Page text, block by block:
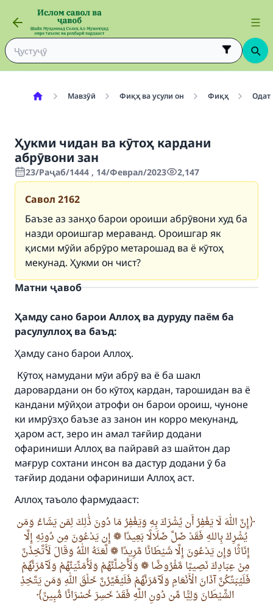
Мавзӯӣ Фиқҳ ва усули он Фиқҳ Одат
Ҳукми чидан ва кӯтоҳ кардани
абрӯвони зан
23/Раҷаб/1444 , 14/Феврал/2023 2,147
Савол 2162
Баъзе аз занҳо барои ороиши абрӯвони худ ба
назди ороишгар мераванд. Ороишгар як
қисми мӯйи абрӯро метарошад ва ё кӯтоҳ
мекунад. Ҳукми он чист?
Матни ҷавоб
Ҳамду сано барои Аллоҳ ва дуруду паём ба
расулуллоҳ ва баъд:
Ҳамду сано барои Аллоҳ.
Кӯтоҳ намудани мӯи абрӯ ва ё ба шакл
даровардани он бо кӯтоҳ кардан, тарошидан ва ё
кандани мӯйҳои атрофи он барои ороиш, чуноне
ки имрӯзҳо баъзе аз занон ин корро мекунанд,
ҳаром аст, зеро ин амал тағйир додани
офариниши Аллоҳ ва пайравӣ аз шайтон дар
мағрур сохтани инсон ва дастур додани ӯ ба
тағйир додани офариниши Аллоҳ аст.
Аллоҳ таъоло фармудааст:
إِنَّ اللهَ لَا يَغْفِرُ أَن يُشْرَكَ بِهِ وَيَغْفِرُ مَا دُونَ ذَٰلِكَ لِمَن يَشَاءُ وَمَن
يُشْرِكْ بِاللهِ فَقَدْ ضَلَّ ضَلَالًا بَعِيدًا❁ إِن يَدْعُونَ مِن دُونِهِ إِلَّا
إِنَاثًا وَإِن يَدْعُونَ إِلَّا شَيْطَانًا مَّرِيدًا❁ لَّعَنَهُ اللهُ وَقَالَ لَأَتَّخِذَنَّ
مِنْ عِبَادِكَ نَصِيبًا مَّفْرُوضًا❁ وَلَأُضِلَّنَّهُمْ وَلَأُمَنِّيَنَّهُمْ وَلَآمُرَنَّهُمْ
فَلَيُبَتِّكُنَّ آذَانَ الْأَنْعَامِ وَلَآمُرَنَّهُمْ فَلَيُغَيِّرُنَّ خَلْقَ اللهِ وَمَن يَتَّخِذِ
الشَّيْطَانَ وَلِيًّا مِّن دُونِ اللَّهِ فَقَدْ خَسِرَ خُسْرَانًا مُّبِينً